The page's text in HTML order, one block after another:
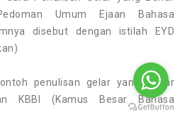
Umum Ejaan Bahasa
disebut dengan istilah EYD
penulisan gelar yang benar
KBBI (Kamus Besar Bahasa